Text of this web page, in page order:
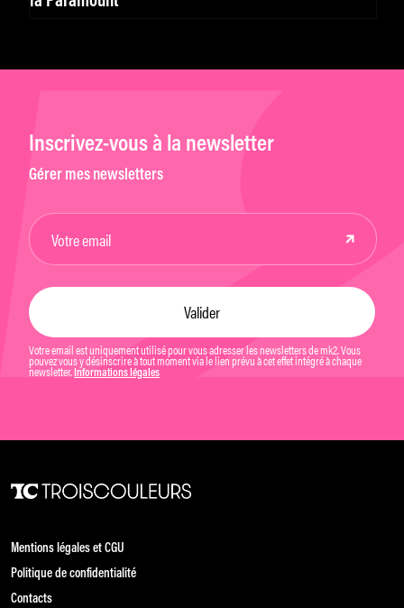
Inscrivez-vous à la newsletter
Gérer mes newsletters
Votre email est uniquement utilisé pour vous adresser les newsletters de mk2. Vous
pouvez vous y désinscrire à tout moment via le lien prévu à cet effet intégré à chaque
newsletter. Informations légales
Mentions légales et CGU
Politique de confidentialité
Contacts